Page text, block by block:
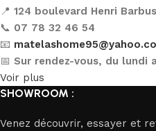
📍 124 boulevard Henri
📞 07 78 32 46 54
📧
📅 Sur rendez-vous, du lundi
Voir plus
SHOWROOM :
Venez découvrir, essayer et